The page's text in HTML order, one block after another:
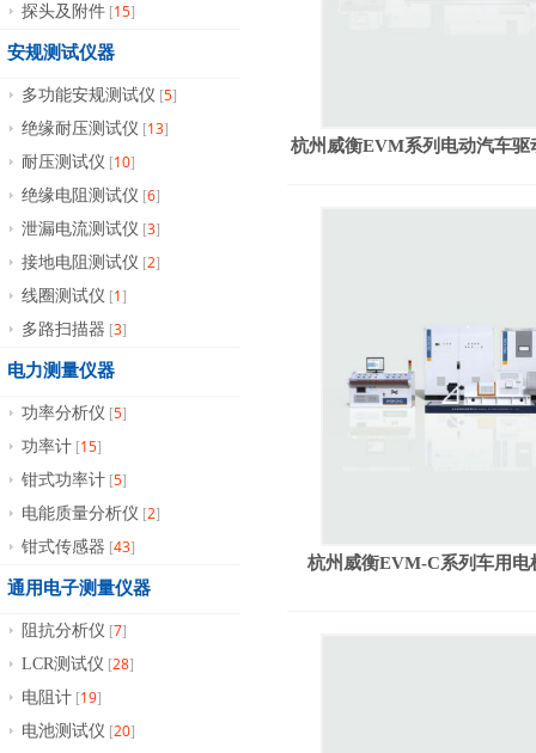
探头及附件 [15]
安规测试仪器
多功能安规测试仪 [5]
绝缘耐压测试仪 [13]
耐压测试仪 [10]
绝缘电阻测试仪 [6]
泄漏电流测试仪 [3]
接地电阻测试仪 [2]
线圈测试仪 [1]
多路扫描器 [3]
电力测量仪器
功率分析仪 [5]
功率计 [15]
钳式功率计 [5]
电能质量分析仪 [2]
钳式传感器 [43]
通用电子测量仪器
阻抗分析仪 [7]
LCR测试仪 [28]
电阻计 [19]
电池测试仪 [20]
杭州威衡EVM系列电动汽车驱
杭州威衡EVM-C系列车用电